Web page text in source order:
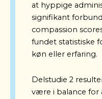
at hyppige
signifikant
compassion
fundet statistiske
køn eller erfaring.
Delstudie 2
være i balance for